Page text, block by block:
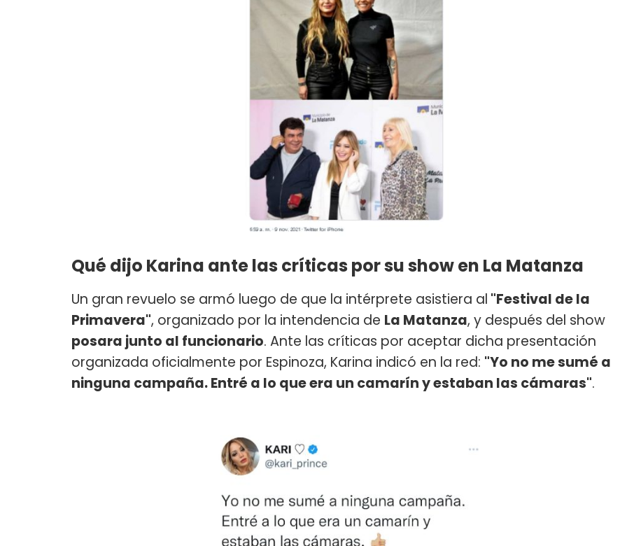
Qué dijo Karina ante las críticas por su show en La Matanza
Un gran revuelo se armó luego de que la intérprete asistiera al "Festival de la
Primavera", organizado por la intendencia de La Matanza, y después del show
posara junto al funcionario. Ante las críticas por aceptar dicha presentación
organizada oficialmente por Espinoza, Karina indicó en la red: "Yo no me sumé a
ninguna campaña. Entré a lo que era un camarín y estaban las cámaras".